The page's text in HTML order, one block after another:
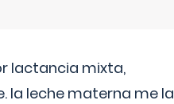
lactancia mixta,
la leche materna me la